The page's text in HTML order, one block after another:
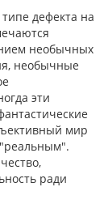
дефекта на
необычных
необычные
эти
мир
"реальным".
ради